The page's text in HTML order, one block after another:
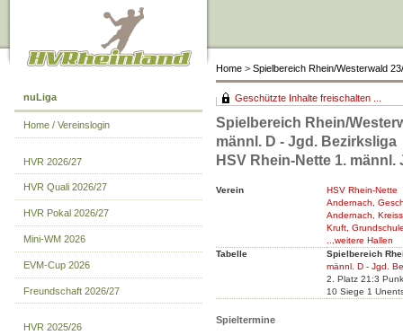
Home > Spielbereich Rhein/Westerwald
nuLiga
Home / Vereinslogin
HVR 2026/27
HVR Quali 2026/27
HVR Pokal 2026/27
Mini-WM 2026
EVM-Cup 2026
Freundschaft 2026/27
HVR 2025/26
Geschützte Inhalte freischalten ...
Spielbereich Rhein/
männl. D - Jgd. Bezirksliga
HSV Rhein-Nette 1.
Verein
HSV Rhein-Nette
Andernach,
Andernach,
Kruft,
...weitere Hallen
Tabelle
Spielbereich
männl. D - Jgd.
2. Platz 21:3
10 Siege 1
Spieltermine